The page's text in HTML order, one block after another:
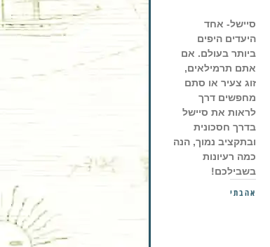
סיישל- אחד
היעדים היפים
ביותר בעולם. אם
אתם תרמילאים,
זוג צעיר או סתם
מחפשים דרך
לראות את סיישל
בדרך חסכונית
ובתקציב נמוך, הנה
כמה רעיונות
בשבילכם!
אהבתי